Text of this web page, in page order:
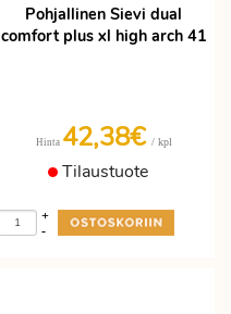
Pohjallinen Sievi dual
comfort plus xl high arch 41
Hinta 42,38€ / kpl
Tilaustuote
-
+